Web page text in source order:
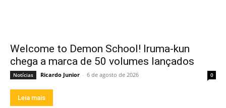
Welcome to Demon School! Iruma-kun
chega a marca de 50 volumes lançados
Notícias Ricardo Junior - 6 de agosto de 2026 0
Leia mais